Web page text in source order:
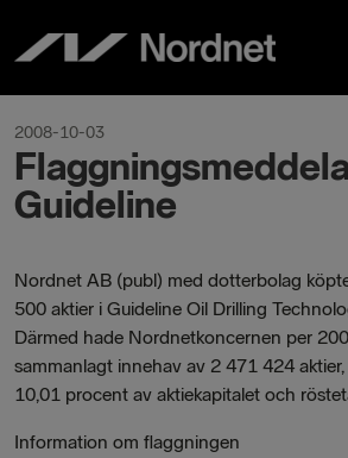
content
2008-10-03
Guideline
Nordnet AB (publ) med dotterbolag
500 aktier i Guideline Oil Drilling
Därmed hade Nordnetkoncernen per
sammanlagt innehav av 2 471 424
10,01 procent av aktiekapitalet och
Information om flaggningen